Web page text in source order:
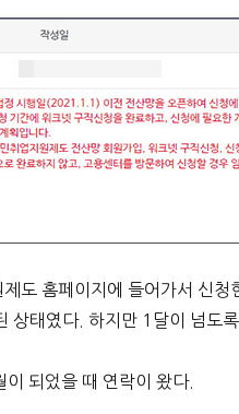
제도 홈페이지에 들어가서 신
상태였다. 하지만 1달이 넘도
이 되었을 때 연락이 왔다.